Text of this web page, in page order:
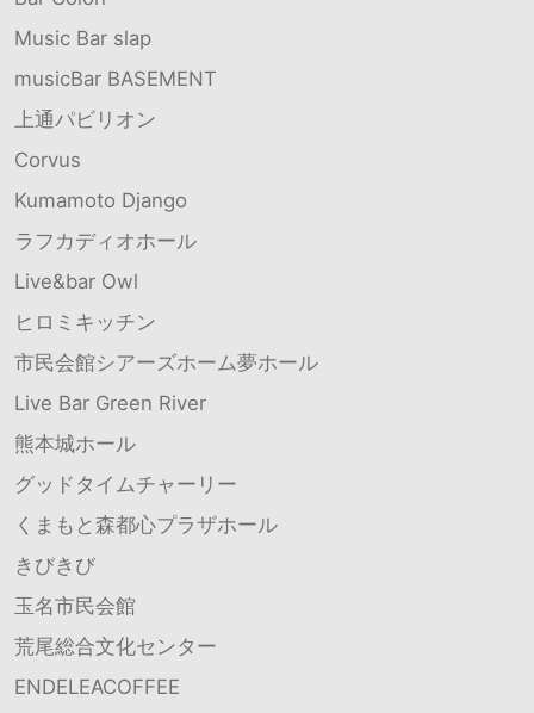
Music Bar slap
musicBar BASEMENT
上通パビリオン
Corvus
Kumamoto Django
ラフカディオホール
Live&bar Owl
ヒロミキッチン
市民会館シアーズホーム夢ホール
Live Bar Green River
熊本城ホール
グッドタイムチャーリー
くまもと森都心プラザホール
きびきび
玉名市民会館
荒尾総合文化センター
ENDELEACOFFEE